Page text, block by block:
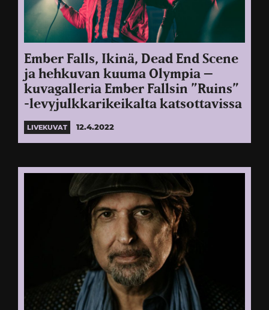
Ember Falls, Ikinä, Dead End Scene
ja hehkuvan kuuma Olympia –
kuvagalleria Ember Fallsin ”Ruins”
-levyjulkkarikeikalta katsottavissa
LIVEKUVAT 12.4.2022